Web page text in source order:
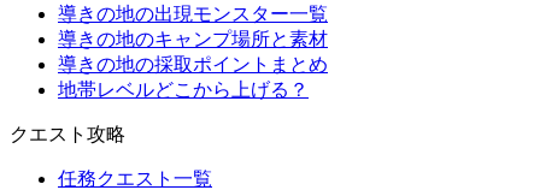
導きの地の出現モンスター一覧
導きの地のキャンプ場所と素材
導きの地の採取ポイントまとめ
地帯レベルどこから上げる？
クエスト攻略
任務クエスト一覧